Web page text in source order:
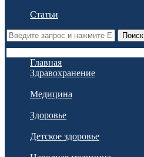
Статьи
Поиск
Главная
Здравохранение
Медицина
Здоровье
Детское здоровье